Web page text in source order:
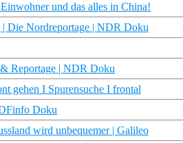
und das alles in China!
Die Nordreportage | NDR Doku
Reportage | NDR Doku
gehen I Spurensuche I frontal
Doku
wird unbequemer | Galileo